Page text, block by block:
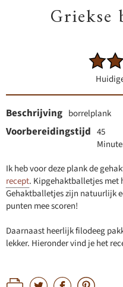
Beschrijving borrelplank
Voorbereidingstijd 45
Ik heb voor deze plank de
recept. Kipgehaktballetjes met
Gehaktballetjes zijn natuurlijk
punten mee scoren!
Daarnaast heerlijk filodeeg
lekker. Hieronder vind je het